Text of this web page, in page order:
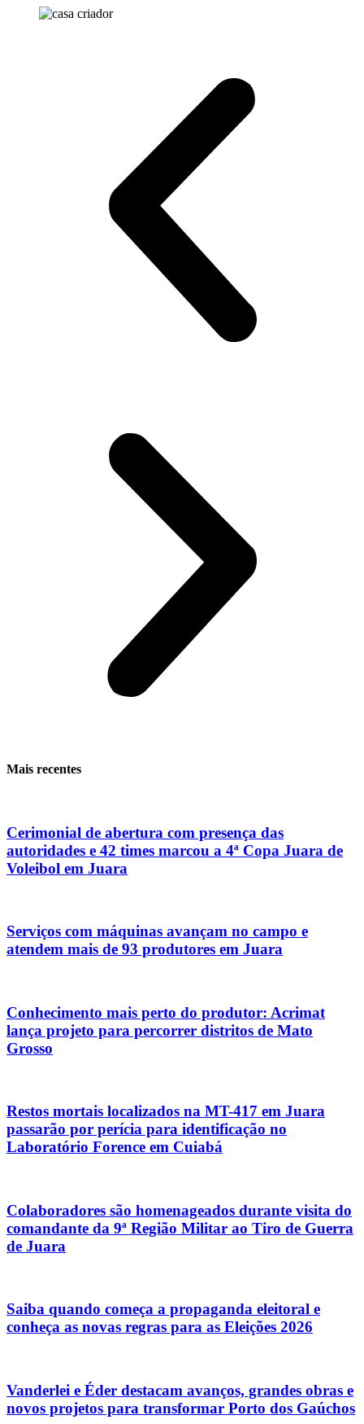
Mais recentes
Cerimonial de abertura com presença das
autoridades e 42 times marcou a 4ª Copa Juara de
Voleibol em Juara
Serviços com máquinas avançam no campo e
atendem mais de 93 produtores em Juara
Conhecimento mais perto do produtor: Acrimat
lança projeto para percorrer distritos de Mato
Grosso
Restos mortais localizados na MT-417 em Juara
passarão por perícia para identificação no
Laboratório Forence em Cuiabá
Colaboradores são homenageados durante visita do
comandante da 9ª Região Militar ao Tiro de Guerra
de Juara
Saiba quando começa a propaganda eleitoral e
conheça as novas regras para as Eleições 2026
Vanderlei e Éder destacam avanços, grandes obras e
novos projetos para transformar Porto dos Gaúchos